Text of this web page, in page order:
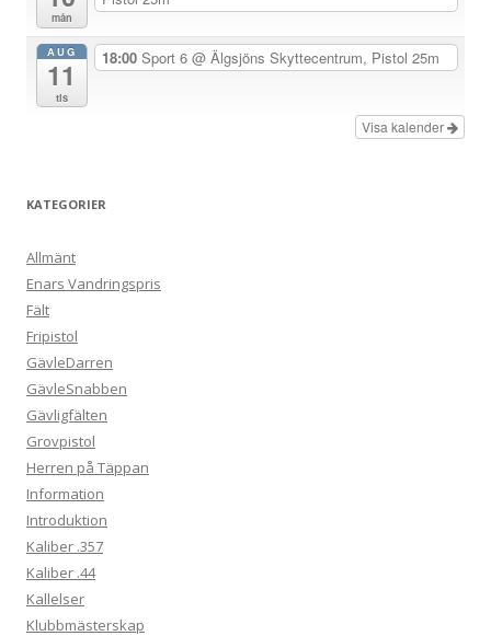
mån
AUG
11
tis
18:00 Sport 6 @ Älgsjöns Skyttecentrum, Pistol 25m
Visa kalender
KATEGORIER
Allmänt
Enars Vandringspris
Fält
Fripistol
GävleDarren
GävleSnabben
Gävligfälten
Grovpistol
Herren på Täppan
Information
Introduktion
Kaliber .357
Kaliber .44
Kallelser
Klubbmästerskap